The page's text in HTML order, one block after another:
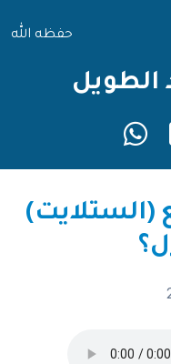
حفظه الله
(الستلايت)